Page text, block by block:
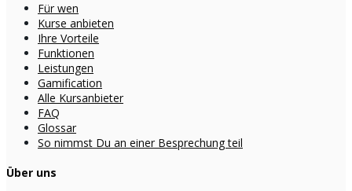
Für wen
Kurse anbieten
Ihre Vorteile
Funktionen
Leistungen
Gamification
Alle Kursanbieter
FAQ
Glossar
So nimmst Du an einer Besprechung teil
Über uns